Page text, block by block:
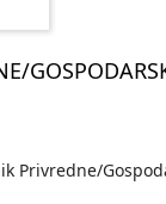
Privredne/